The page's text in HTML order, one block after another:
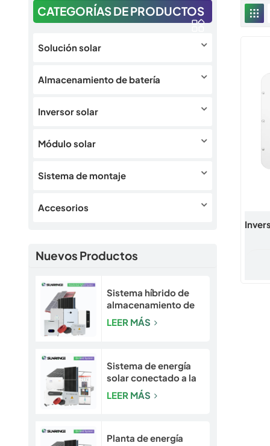
CATEGORÍAS DE PRODUCTOS
Solución solar
Almacenamiento de batería
Inversor solar
Módulo solar
Sistema de montaje
Accesorios
Nuevos Productos
Sistema híbrido de
almacenamiento de
energía solar y solar
escalable de 5 a 30
LEER MÁS
Sistema de energía
solar conectado a la
red Sunrange de 10
kW a 50 kW
LEER MÁS
Planta de energía